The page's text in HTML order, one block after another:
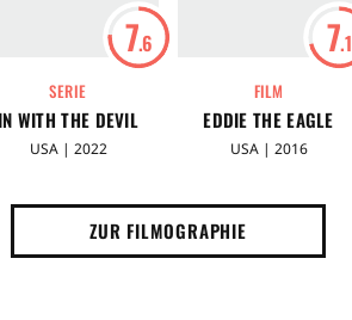
7.6
SERIE
IN WITH THE DEVIL
USA | 2022
7.1
FILM
EDDIE THE EAGLE
USA | 2016
ZUR FILMOGRAPHIE